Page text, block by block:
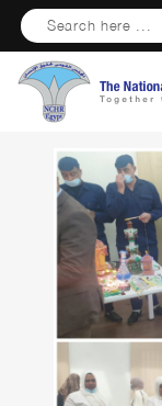
Search here ...